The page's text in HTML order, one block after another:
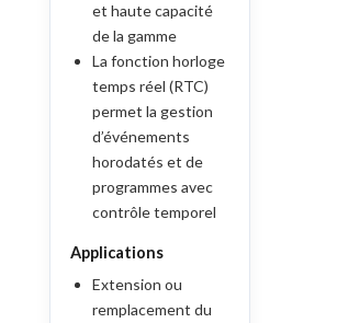
et haute capacité
de la gamme
La fonction horloge
temps réel (RTC)
permet la gestion
d’événements
horodatés et de
programmes avec
contrôle temporel
Applications
Extension ou
remplacement du